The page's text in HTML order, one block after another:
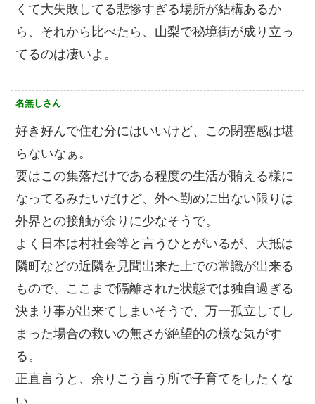
くて大失敗してる悲惨すぎる場所が結構あるか
ら、それから比べたら、山梨で秘境街が成り立っ
てるのは凄いよ。
名無しさん
好き好んで住む分にはいいけど、この閉塞感は堪
らないなぁ。
要はこの集落だけである程度の生活が賄える様に
なってるみたいだけど、外へ勤めに出ない限りは
外界との接触が余りに少なそうで。
よく日本は村社会等と言うひとがいるが、大抵は
隣町などの近隣を見聞出来た上での常識が出来る
もので、ここまで隔離された状態では独自過ぎる
決まり事が出来てしまいそうで、万一孤立してし
まった場合の救いの無さが絶望的の様な気がす
る。
正直言うと、余りこう言う所で子育てをしたくな